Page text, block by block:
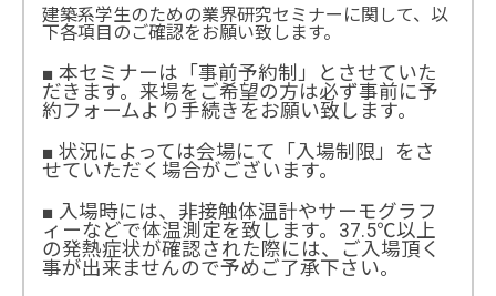
建築系学生のための業界研究セミナーに関して、以
下各項目のご確認をお願い致します。
■ 本セミナーは「事前予約制」とさせていた
だきます。来場をご希望の方は必ず事前に予
約フォームより手続きをお願い致します。
■ 状況によっては会場にて「入場制限」をさ
せていただく場合がございます。
■ 入場時には、非接触体温計やサーモグラフ
ィーなどで体温測定を致します。37.5℃以上
の発熱症状が確認された際には、ご入場頂く
事が出来ませんので予めご了承下さい。